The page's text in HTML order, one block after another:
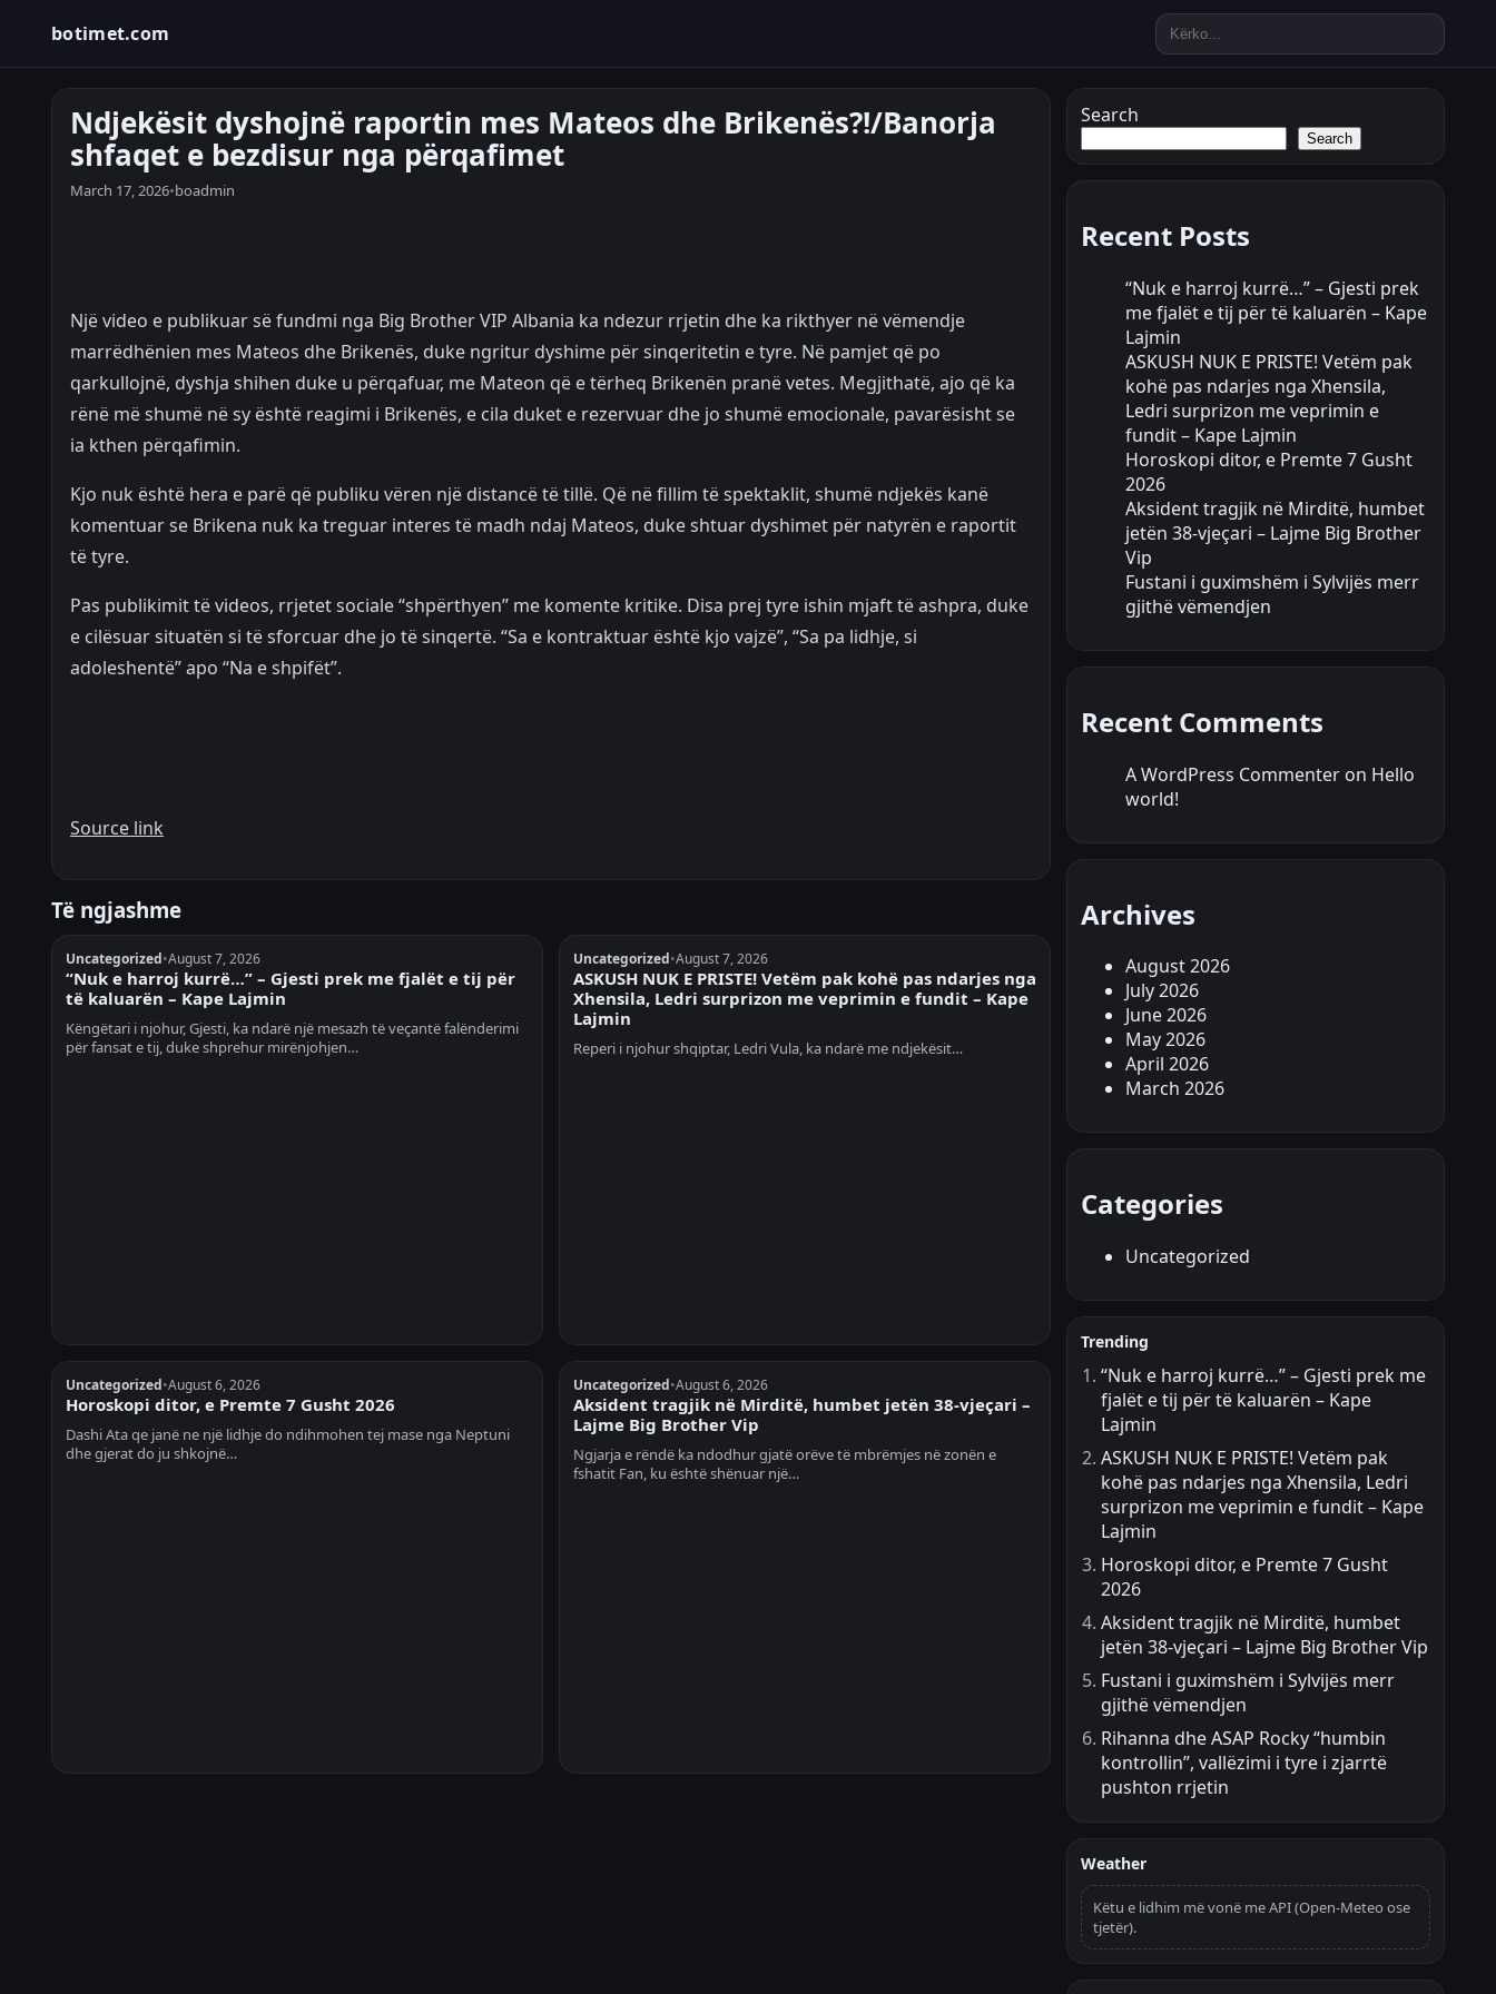
botimet.com
Ndjekësit dyshojnë raportin mes Mateos dhe Brikenës?!/Banorja
shfaqet e bezdisur nga përqafimet
March 17, 2026•boadmin
Një video e publikuar së fundmi nga Big Brother VIP Albania ka ndezur rrjetin dhe ka rikthyer në vëmendje
marrëdhënien mes Mateos dhe Brikenës, duke ngritur dyshime për sinqeritetin e tyre. Në pamjet që po
qarkullojnë, dyshja shihen duke u përqafuar, me Mateon që e tërheq Brikenën pranë vetes. Megjithatë, ajo që ka
rënë më shumë në sy është reagimi i Brikenës, e cila duket e rezervuar dhe jo shumë emocionale, pavarësisht se
ia kthen përqafimin.
Kjo nuk është hera e parë që publiku vëren një distancë të tillë. Që në fillim të spektaklit, shumë ndjekës kanë
komentuar se Brikena nuk ka treguar interes të madh ndaj Mateos, duke shtuar dyshimet për natyrën e raportit
të tyre.
Pas publikimit të videos, rrjetet sociale “shpërthyen” me komente kritike. Disa prej tyre ishin mjaft të ashpra, duke
e cilësuar situatën si të sforcuar dhe jo të sinqertë. “Sa e kontraktuar është kjo vajzë”, “Sa pa lidhje, si
adoleshentë” apo “Na e shpifët”.
Source link
Të ngjashme
Uncategorized•August 7, 2026
“Nuk e harroj kurrë…” – Gjesti prek me fjalët e tij për
të kaluarën – Kape Lajmin
Këngëtari i njohur, Gjesti, ka ndarë një mesazh të veçantë falënderimi
për fansat e tij, duke shprehur mirënjohjen…
Uncategorized•August 7, 2026
ASKUSH NUK E PRISTE! Vetëm pak kohë pas ndarjes nga
Xhensila, Ledri surprizon me veprimin e fundit – Kape
Lajmin
Reperi i njohur shqiptar, Ledri Vula, ka ndarë me ndjekësit…
Uncategorized•August 6, 2026
Horoskopi ditor, e Premte 7 Gusht 2026
Dashi Ata qe janë ne një lidhje do ndihmohen tej mase nga Neptuni
dhe gjerat do ju shkojnë…
Uncategorized•August 6, 2026
Aksident tragjik në Mirditë, humbet jetën 38-vjeçari –
Lajme Big Brother Vip
Ngjarja e rëndë ka ndodhur gjatë orëve të mbrëmjes në zonën e
fshatit Fan, ku është shënuar një…
Search
Search
Recent Posts
“Nuk e harroj kurrë…” – Gjesti prek
me fjalët e tij për të kaluarën – Kape
Lajmin
ASKUSH NUK E PRISTE! Vetëm pak
kohë pas ndarjes nga Xhensila,
Ledri surprizon me veprimin e
fundit – Kape Lajmin
Horoskopi ditor, e Premte 7 Gusht
2026
Aksident tragjik në Mirditë, humbet
jetën 38-vjeçari – Lajme Big Brother
Vip
Fustani i guximshëm i Sylvijës merr
gjithë vëmendjen
Recent Comments
A WordPress Commenter on Hello
world!
Archives
August 2026
July 2026
June 2026
May 2026
April 2026
March 2026
Categories
Uncategorized
Trending
“Nuk e harroj kurrë…” – Gjesti prek me
fjalët e tij për të kaluarën – Kape
Lajmin
ASKUSH NUK E PRISTE! Vetëm pak
kohë pas ndarjes nga Xhensila, Ledri
surprizon me veprimin e fundit – Kape
Lajmin
Horoskopi ditor, e Premte 7 Gusht
2026
Aksident tragjik në Mirditë, humbet
jetën 38-vjeçari – Lajme Big Brother Vip
Fustani i guximshëm i Sylvijës merr
gjithë vëmendjen
Rihanna dhe ASAP Rocky “humbin
kontrollin”, vallëzimi i tyre i zjarrtë
pushton rrjetin
Weather
Këtu e lidhim më vonë me API (Open-Meteo ose
tjetër).